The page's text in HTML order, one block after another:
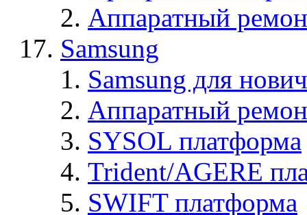
Аппаратный
Samsung
Samsung для
Аппаратный
SYSOL платформа
Trident/AGERE
SWIFT платформа